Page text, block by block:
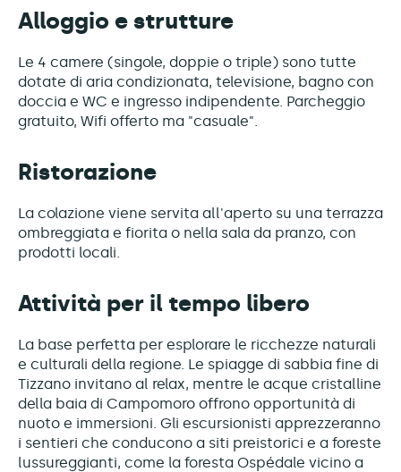
Alloggio e strutture
Le 4 camere (singole, doppie o triple) sono tutte
dotate di aria condizionata, televisione, bagno con
doccia e WC e ingresso indipendente. Parcheggio
gratuito, Wifi offerto ma "casuale".
Ristorazione
La colazione viene servita all'aperto su una terrazza
ombreggiata e fiorita o nella sala da pranzo, con
prodotti locali.
Attività per il tempo libero
La base perfetta per esplorare le ricchezze naturali
e culturali della regione. Le spiagge di sabbia fine di
Tizzano invitano al relax, mentre le acque cristalline
della baia di Campomoro offrono opportunità di
nuoto e immersioni. Gli escursionisti apprezzeranno
i sentieri che conducono a siti preistorici e a foreste
lussureggianti, come la foresta Ospédale vicino a